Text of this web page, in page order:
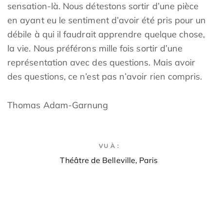
sensation-là. Nous détestons sortir d’une pièce
en ayant eu le sentiment d’avoir été pris pour un
débile à qui il faudrait apprendre quelque chose,
la vie. Nous préférons mille fois sortir d’une
représentation avec des questions. Mais avoir
des questions, ce n’est pas n’avoir rien compris.
Thomas Adam-Garnung
VU À :
Théâtre de Belleville, Paris